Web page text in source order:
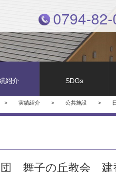
0794-
紹介 SDGs
> 実績紹介 > 公共施設 >
団 舞子の丘教会 建